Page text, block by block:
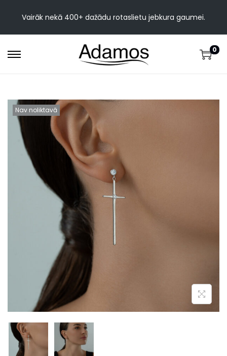
Vairāk nekā 400+ dažādu rotaslietu jebkura gaumei.
0
Nav noliktavā